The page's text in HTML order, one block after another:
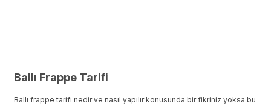
Ballı Frappe Tarifi
Ballı frappe tarifi nedir ve nasıl yapılır konusunda bir fikriniz yoksa bu